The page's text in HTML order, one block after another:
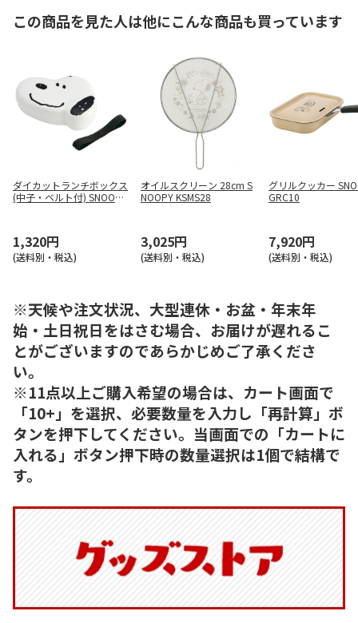
この商品を見た人は他にこんな商品も買っています
ダイカットランチボックス
(中子・ベルト付) SNOOPY
1,320円
(送料別・税込)
オイルスクリーン 28cm S
NOOPY KSMS28
3,025円
(送料別・税込)
グリルクッカー
GRC10
7,920円
(送料別・税込)
※天候や注文状況、大型連休・お盆・年末年
始・土日祝日をはさむ場合、お届けが遅れるこ
とがございますのであらかじめご了承くださ
い。
※11点以上ご購入希望の場合は、カート画面で
「10+」を選択、必要数量を入力し「再計算」ボ
タンを押下してください。当画面での「カートに
入れる」ボタン押下時の数量選択は1個で結構で
す。